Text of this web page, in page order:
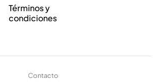
Términos y
condiciones
Contacto